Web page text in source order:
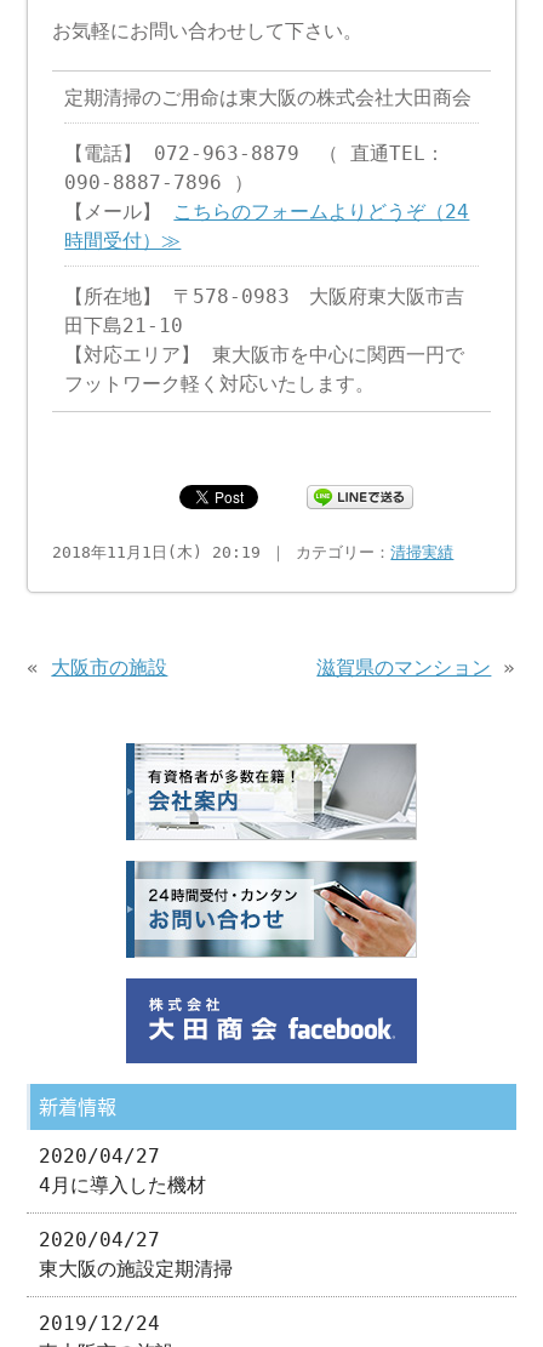
お気軽にお問い合わせして下さい。
定期清掃のご用命は東大阪の株式会社大田商会
【電話】 072-963-8879 （ 直通TEL：
090-8887-7896 ）
【メール】 こちらのフォームよりどうぞ（24
時間受付）≫
【所在地】 〒578-0983 大阪府東大阪市吉
田下島21-10
【対応エリア】 東大阪市を中心に関西一円で
フットワーク軽く対応いたします。
2018年11月1日(木) 20:19 ｜ カテゴリー：清掃実績
« 大阪市の施設 滋賀県のマンション »
新着情報
2020/04/27
4月に導入した機材
2020/04/27
東大阪の施設定期清掃
2019/12/24